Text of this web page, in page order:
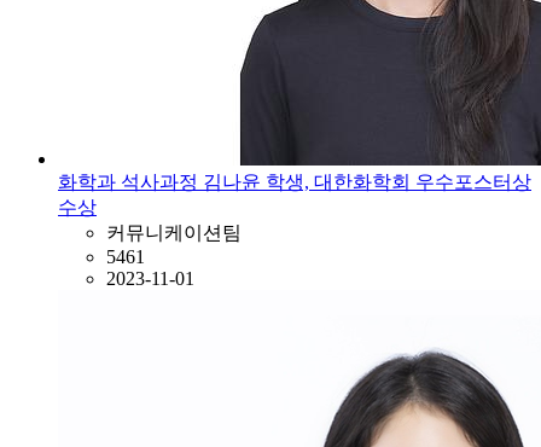
화학과 석사과정 김나윤 학생, 대한화학회 우수포스터상
수상
커뮤니케이션팀
5461
2023-11-01